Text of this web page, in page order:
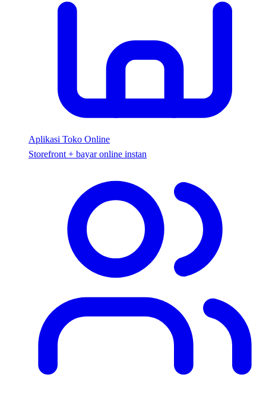
Aplikasi Toko Online
Storefront + bayar online instan